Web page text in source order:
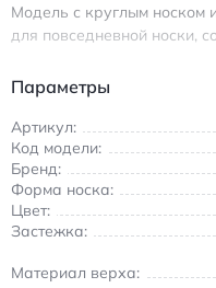
Модель с круглым носком
для повседневной носки,
обувь обеспечивает
Бирюзовый цвет с
индивидуальности, делая
решением для прогулок,
друзьями. Материал верха
отделка обеспечивает
Идеальный выбор для тех,
и модных тенденций в
с амортизацией и лёгким
Параметры
Артикул:
Код модели:
Бренд:
Форма носка:
Цвет:
Застежка:
Материал верха: